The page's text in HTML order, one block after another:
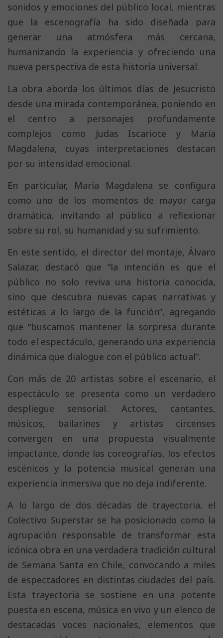
sonidos y emociones del público local, mientras
que la escenografía ha sido diseñada para
generar una atmósfera más cercana,
humanizando la experiencia y ofreciendo una
nueva perspectiva de esta historia universal.
La obra aborda los últimos días de Jesucristo
desde una mirada contemporánea, poniendo en
el centro a personajes profundamente
complejos como Judas Iscariote y María
Magdalena, cuyas interpretaciones destacan
por su intensidad emocional.
En particular, María Magdalena se configura
como uno de los momentos de mayor carga
dramática, invitando al público a reflexionar
sobre su rol, su humanidad y su sufrimiento.
En este sentido, el director del montaje, Álvaro
Salazar, destacó que “la intención es que el
público no solo reviva una historia conocida,
sino que descubra nuevas capas narrativas y
estéticas a lo largo de la función”, agregando
que “buscamos mantener la sorpresa durante
todo el espectáculo, generando una experiencia
dinámica que dialogue con el público actual”.
Con más de 20 artistas sobre el escenario, el
espectáculo se presenta como un verdadero
despliegue sensorial. Actores, cantantes,
músicos, bailarines y artistas circenses
convergen en una propuesta visualmente
impactante, donde las coreografías, los efectos
escénicos y la potencia musical generan una
experiencia inmersiva que no deja indiferente.
A lo largo de dos décadas de trayectoria, el
Colectivo Superstar se ha posicionado como la
agrupación responsable de transformar esta
icónica obra en una verdadera tradición cultural
de Semana Santa en Chile, convocando a miles
de espectadores en distintas ciudades del país.
Esta trayectoria se sostiene en una potente
puesta en escena, música en vivo y un elenco de
destacadas voces nacionales, elementos que